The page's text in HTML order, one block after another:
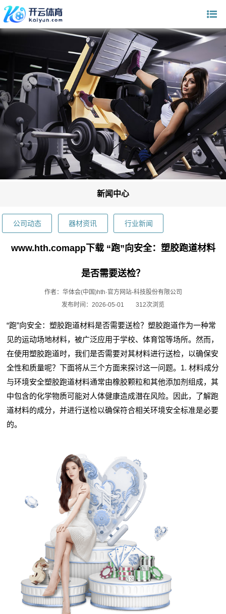
新闻中心
公司动态 器材资讯 行业新闻
www.hth.comapp下载 “跑”向安全：塑胶跑道材料
是否需要送检？
作者：华体会(中国)hth·官方网站-科技股份有限公司
发布时间：2026-05-01
312次浏览
“跑”向安全：塑胶跑道材料是否需要送检？塑胶跑道作为一种常
见的运动场地材料，被广泛应用于学校、体育馆等场所。然而，
在使用塑胶跑道时，我们是否需要对其材料进行送检，以确保安
全性和质量呢？下面将从三个方面来探讨这一问题。1. 材料成分
与环境安全塑胶跑道材料通常由橡胶颗粒和其他添加剂组成，其
中包含的化学物质可能对人体健康造成潜在风险。因此，了解跑
道材料的成分，并进行送检以确保符合相关环境安全标准是必要
的。